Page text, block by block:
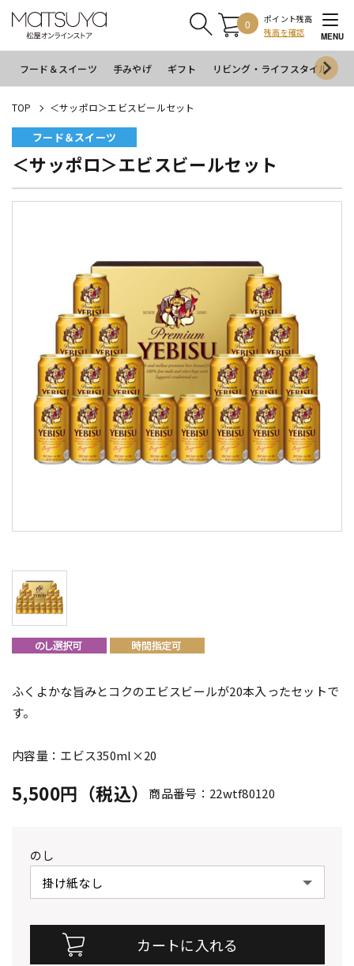
0
ポイント残高
残高を確認
MENU
フード＆スイーツ 手みやげ ギフト リビング・ライフスタイル
TOP ＜サッポロ＞エビスビールセット
フード＆スイーツ
＜サッポロ＞エビスビールセット
ふくよかな旨みとコクのエビスビールが20本入ったセットで
す。
内容量：エビス350ml×20
5,500円（税込） 商品番号：22wtf80120
のし